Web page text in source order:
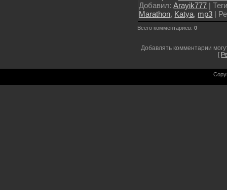
Добавил:Arayik777 |
Marathon, Katya, mp3 |
Всего комментариев:0
Добавлять комментарии
[